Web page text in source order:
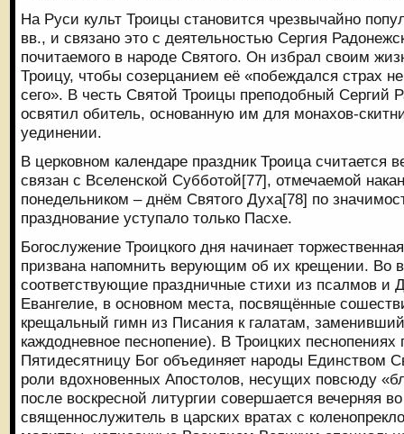
На Руси культ Троицы становится чрезвычайно
вв., и связано это с деятельностью Сергия
почитаемого в народе Святого. Он избрал своим
Троицу, чтобы созерцанием её «побеждался страх
сего». В честь Святой Троицы преподобный Сергий
освятил обитель, основанную им для монахов-
уединении.
В церковном календаре праздник Троица считается
связан с Вселенской Субботой[77], отмечаемой
понедельником – днём Святого Духа[78] по
празднование уступало только Пасхе.
Богослужение Троицкого дня начинает
призвана напомнить верующим об их крещении. Во
соответствующие праздничные стихи из псалмов и
Евангелие, в основном места, посвящённые
крещальный гимн из Писания к галатам,
каждодневное песнопение). В Троицких песнопениях
Пятидесятницу Бог объединяет народы Единством
роли вдохновенных Апостолов, несущих повсюду
после воскресной литургии совершается вечерняя
священнослужитель в царских вратах с